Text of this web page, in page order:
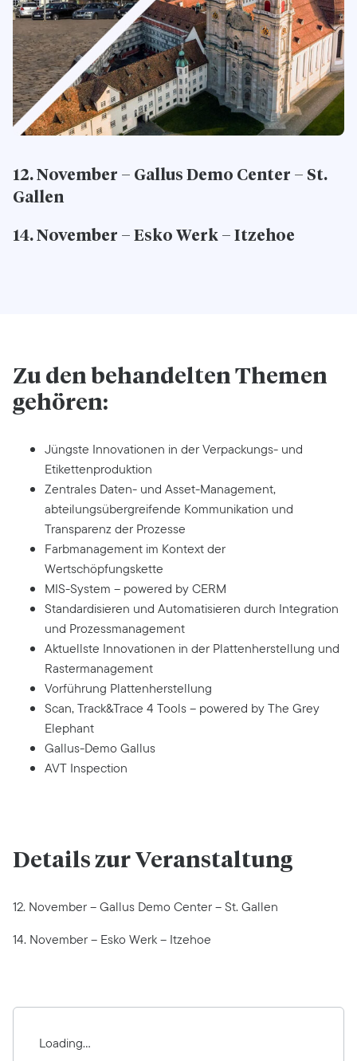
12. November – Gallus Demo Center – St.
Gallen
14. November – Esko Werk – Itzehoe
Zu den behandelten Themen
gehören:
Jüngste Innovationen in der Verpackungs- und
Etikettenproduktion
Zentrales Daten- und Asset-Management,
abteilungsübergreifende Kommunikation und
Transparenz der Prozesse
Farbmanagement im Kontext der
Wertschöpfungskette
MIS-System – powered by CERM
Standardisieren und Automatisieren durch Integration
und Prozessmanagement
Aktuellste Innovationen in der Plattenherstellung und
Rastermanagement
Vorführung Plattenherstellung
Scan, Track&Trace 4 Tools – powered by The Grey
Elephant
Gallus-Demo Gallus
AVT Inspection
Details zur Veranstaltung
12. November – Gallus Demo Center – St. Gallen
14. November – Esko Werk – Itzehoe
Loading...